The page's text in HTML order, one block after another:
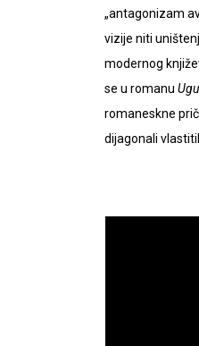
„antagonizam
vizije niti
modernog
se u romanu
romaneskne
dijagonali